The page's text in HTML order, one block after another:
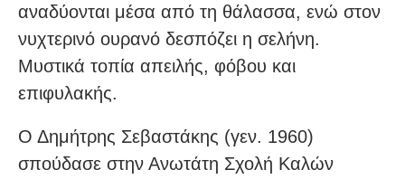
αναδύονται μέσα από τη θάλασσα, ενώ στον
νυχτερινό ουρανό δεσπόζει η σελήνη.
Μυστικά τοπία απειλής, φόβου και
επιφυλακής.
Ο Δημήτρης Σεβαστάκης (γεν. 1960)
σπούδασε στην Ανωτάτη Σχολή Καλών